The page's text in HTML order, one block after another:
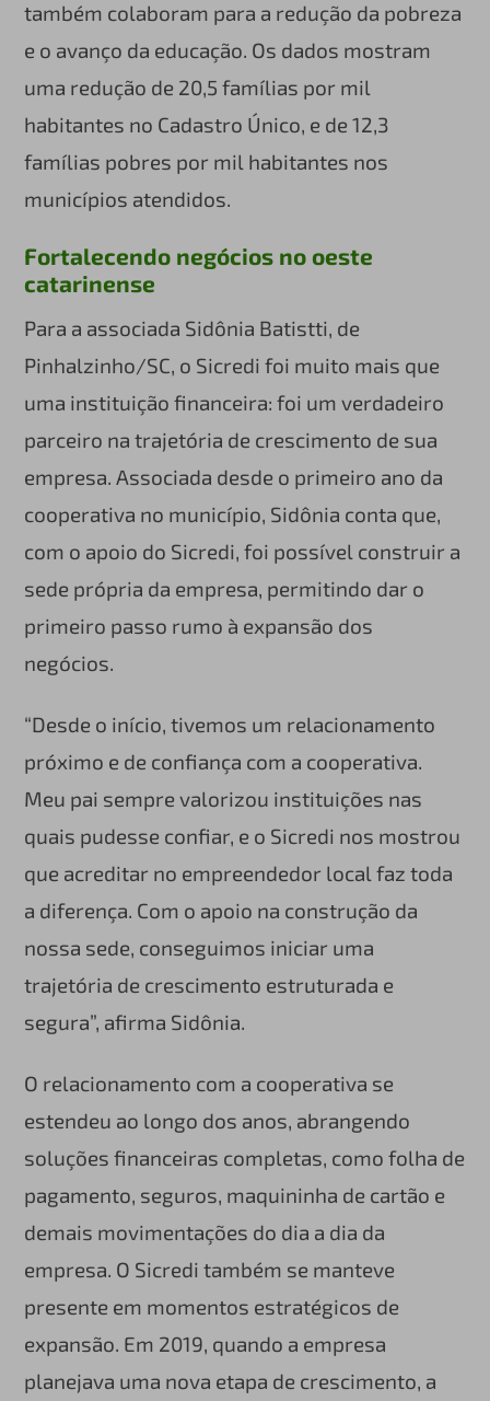
também colaboram para a redução da pobreza
e o avanço da educação. Os dados mostram
uma redução de 20,5 famílias por mil
habitantes no Cadastro Único, e de 12,3
famílias pobres por mil habitantes nos
municípios atendidos.
Fortalecendo negócios no oeste
catarinense
Para a associada Sidônia Batistti, de
Pinhalzinho/SC, o Sicredi foi muito mais que
uma instituição financeira: foi um verdadeiro
parceiro na trajetória de crescimento de sua
empresa. Associada desde o primeiro ano da
cooperativa no município, Sidônia conta que,
com o apoio do Sicredi, foi possível construir a
sede própria da empresa, permitindo dar o
primeiro passo rumo à expansão dos
negócios.
“Desde o início, tivemos um relacionamento
próximo e de confiança com a cooperativa.
Meu pai sempre valorizou instituições nas
quais pudesse confiar, e o Sicredi nos mostrou
que acreditar no empreendedor local faz toda
a diferença. Com o apoio na construção da
nossa sede, conseguimos iniciar uma
trajetória de crescimento estruturada e
segura”, afirma Sidônia.
O relacionamento com a cooperativa se
estendeu ao longo dos anos, abrangendo
soluções financeiras completas, como folha de
pagamento, seguros, maquininha de cartão e
demais movimentações do dia a dia da
empresa. O Sicredi também se manteve
presente em momentos estratégicos de
expansão. Em 2019, quando a empresa
planejava uma nova etapa de crescimento, a